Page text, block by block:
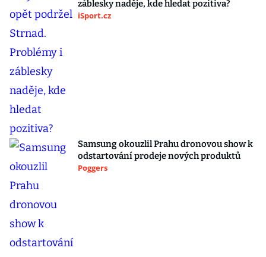
záblesky naděje, kde hledat pozitiva?
iSport.cz
Samsung okouzlil Prahu dronovou show k
odstartování prodeje nových produktů
Poggers